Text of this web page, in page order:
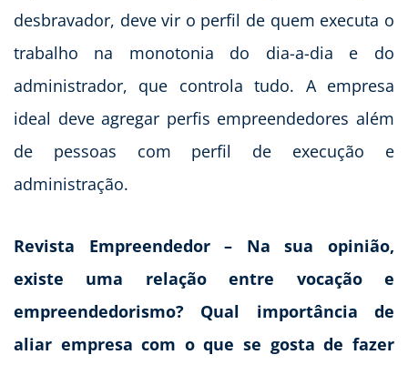
desbravador, deve vir o perfil de quem executa o
trabalho na monotonia do dia-a-dia e do
administrador, que controla tudo. A empresa
ideal deve agregar perfis empreendedores além
de pessoas com perfil de execução e
administração.
Revista Empreendedor – Na sua opinião,
existe uma relação entre vocação e
empreendedorismo? Qual importância de
aliar empresa com o que se gosta de fazer